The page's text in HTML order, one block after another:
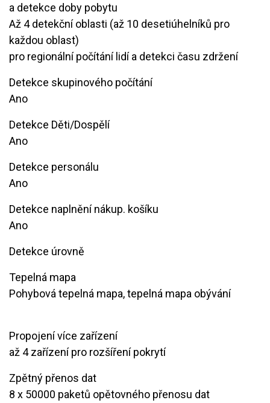
a detekce doby pobytu
Až 4 detekční oblasti (až 10 desetiúhelníků pro
každou oblast)
pro regionální počítání lidí a detekci času zdržení
Detekce skupinového počítání
Ano
Detekce Děti/Dospělí
Ano
Detekce personálu
Ano
Detekce naplnění nákup. košíku
Ano
Detekce úrovně
Tepelná mapa
Pohybová tepelná mapa, tepelná mapa obývání
Propojení více zařízení
až 4 zařízení pro rozšíření pokrytí
Zpětný přenos dat
8 x 50000 paketů opětovného přenosu dat